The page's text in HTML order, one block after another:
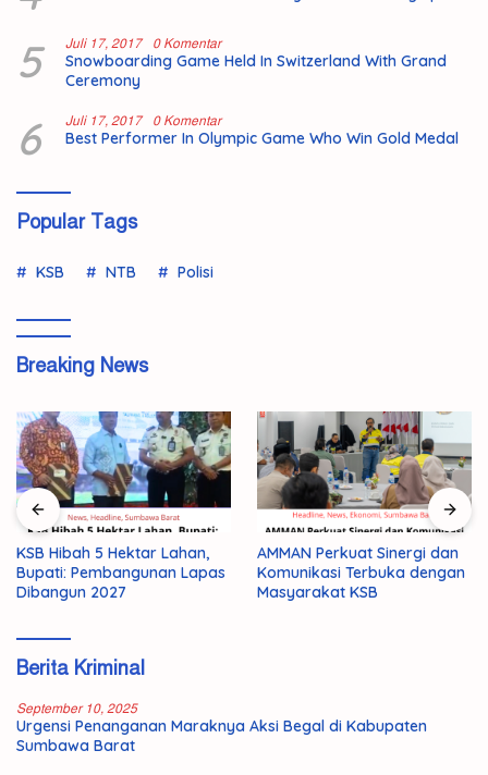
5 Juli 17, 2017 0 Komentar
Snowboarding Game Held In Switzerland With Grand
Ceremony
6 Juli 17, 2017 0 Komentar
Best Performer In Olympic Game Who Win Gold Medal
Popular Tags
KSB NTB Polisi
Breaking News
KSB Hibah 5 Hektar Lahan,
Bupati: Pembangunan Lapas
Dibangun 2027
AMMAN Perkuat Sinergi dan
Komunikasi Terbuka dengan
Masyarakat KSB
Berita Kriminal
September 10, 2025
Urgensi Penanganan Maraknya Aksi Begal di Kabupaten
Sumbawa Barat